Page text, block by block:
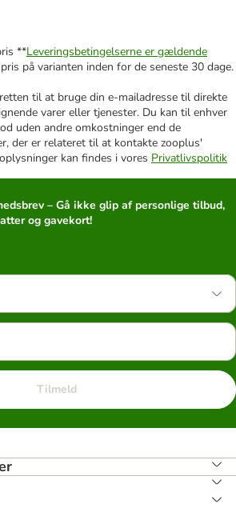
**Leveringsbetingelserne er gældende
på varianten inden for de seneste 30 dage.
til at bruge din e-mailadresse til direkte
varer eller tjenester. Du kan til enhver
uden andre omkostninger end de
der er relateret til at kontakte zooplus'
kan findes i vores Privatlivspolitik
– Gå ikke glip af personlige tilbud,
og gavekort!
Tilmeld